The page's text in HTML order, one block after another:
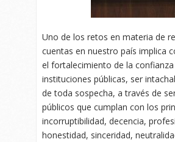
Uno de los retos en materia de
cuentas en nuestro país implica
el fortalecimiento de la confianza
instituciones públicas, ser
de toda sospecha, a través de
públicos que cumplan con los
incorruptibilidad, decencia,
honestidad, sinceridad,